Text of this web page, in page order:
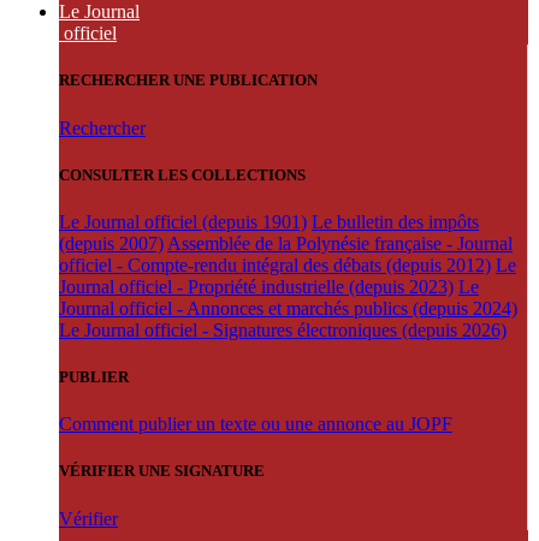
Le Journal
officiel
RECHERCHER UNE PUBLICATION
Rechercher
CONSULTER LES COLLECTIONS
Le Journal officiel (depuis 1901) Le bulletin des impôts
(depuis 2007) Assemblée de la Polynésie française - Journal
officiel - Compte-rendu intégral des débats (depuis 2012) Le
Journal officiel - Propriété industrielle (depuis 2023) Le
Journal officiel - Annonces et marchés publics (depuis 2024)
Le Journal officiel - Signatures électroniques (depuis 2026)
PUBLIER
Comment publier un texte ou une annonce au JOPF
VÉRIFIER UNE SIGNATURE
Vérifier